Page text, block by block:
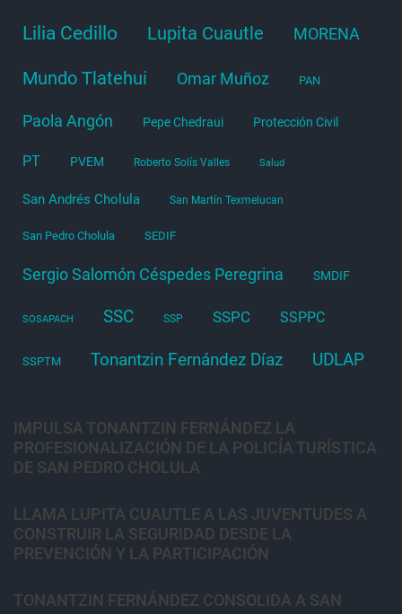
Lilia Cedillo Lupita Cuautle MORENA
Mundo Tlatehui Omar Muñoz PAN
Paola Angón Pepe Chedraui Protección Civil
PT PVEM Roberto Solís Valles Salud
San Andrés Cholula San Martín Texmelucan
San Pedro Cholula SEDIF
Sergio Salomón Céspedes Peregrina SMDIF
SOSAPACH SSC SSP SSPC SSPPC
SSPTM Tonantzin Fernández Díaz UDLAP
IMPULSA TONANTZIN FERNÁNDEZ LA
PROFESIONALIZACIÓN DE LA POLICÍA TURÍSTICA
DE SAN PEDRO CHOLULA
LLAMA LUPITA CUAUTLE A LAS JUVENTUDES A
CONSTRUIR LA SEGURIDAD DESDE LA
PREVENCIÓN Y LA PARTICIPACIÓN
TONANTZIN FERNÁNDEZ CONSOLIDA A SAN